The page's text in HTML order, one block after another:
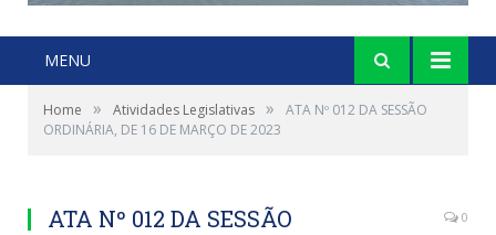
MENU
Home » Atividades Legislativas »
ATA Nº 012 DA SESSÃO
ORDINÁRIA, DE 16 DE MARÇO DE 2023
ATA Nº 012 DA SESSÃO
0